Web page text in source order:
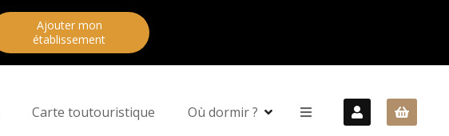
Ajouter mon
établissement
Carte toutouristique Où dormir ?